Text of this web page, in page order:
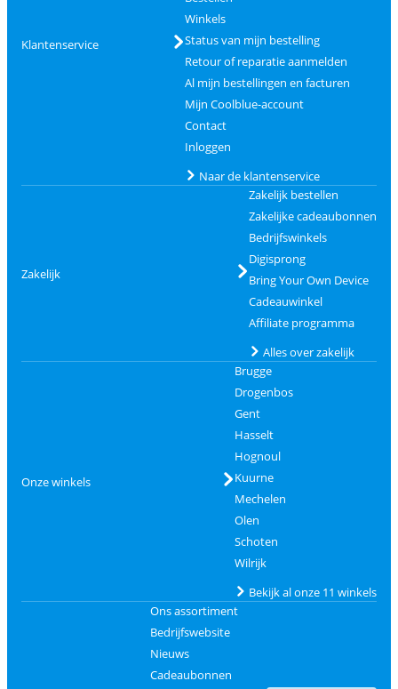
Klantenservice
Winkels
Status van mijn bestelling
Retour of reparatie aanmelden
Al mijn bestellingen en facturen
Mijn Coolblue-account
Contact
Inloggen
Naar de klantenservice
Zakelijk
Zakelijk bestellen
Zakelijke cadeaubonnen
Bedrijfswinkels
Digisprong
Bring Your Own Device
Cadeauwinkel
Affiliate programma
Alles over zakelijk
Onze winkels
Brugge
Drogenbos
Gent
Hasselt
Hognoul
Kuurne
Mechelen
Olen
Schoten
Wilrijk
Bekijk al onze 11 winkels
Ons assortiment
Bedrijfswebsite
Nieuws
Cadeaubonnen